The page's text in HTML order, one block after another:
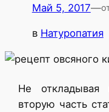
Май 5, 2017—
в Натуропатия
Не
вторую часть